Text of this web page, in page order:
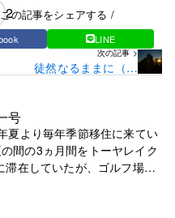
2の記事をシェアする /
LINE
次の記事 >
徒然なるままに（９
号
夏より毎年季節移住に来てい
間の3ヵ月間をトーヤレイク
滞在していたが、ゴルフ場の
れ以降は行く先が無く、都